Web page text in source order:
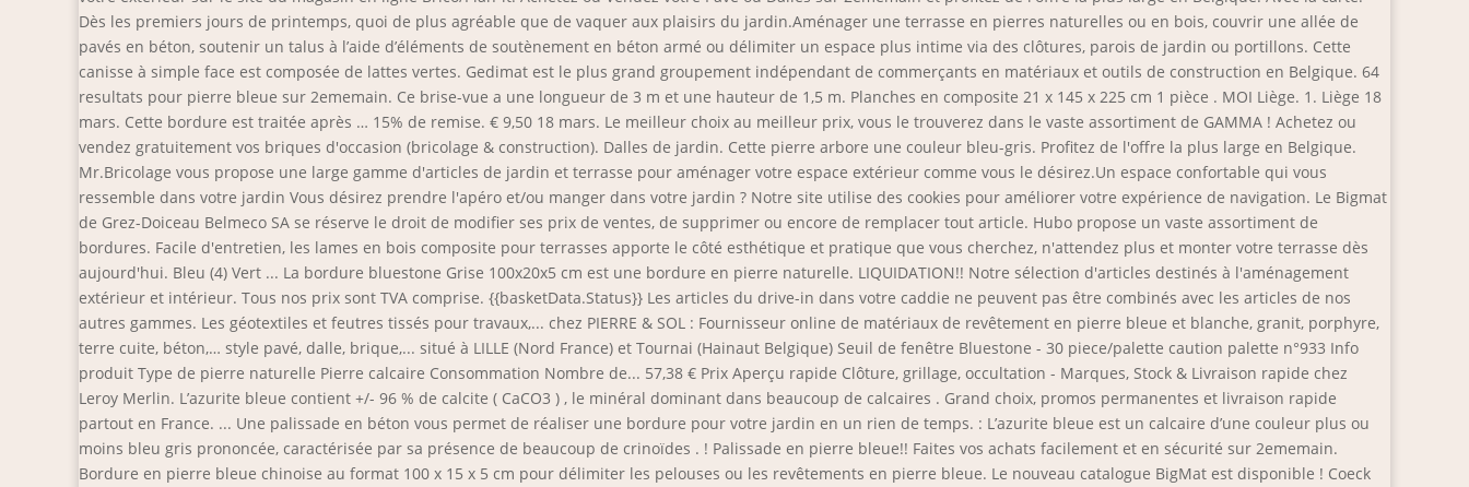
Dès les premiers jours de printemps, quoi de plus agréable que de vaquer aux plaisirs du jardin.Aménager une terrasse en pierres naturelles ou en bois, couvrir une allée de
pavés en béton, soutenir un talus à l’aide d’éléments de soutènement en béton armé ou délimiter un espace plus intime via des clôtures, parois de jardin ou portillons. Cette
canisse à simple face est composée de lattes vertes. Gedimat est le plus grand groupement indépendant de commerçants en matériaux et outils de construction en Belgique. 64
resultats pour pierre bleue sur 2ememain. Ce brise-vue a une longueur de 3 m et une hauteur de 1,5 m. Planches en composite 21 x 145 x 225 cm 1 pièce . MOI Liège. 1. Liège 18
mars. Cette bordure est traitée après … 15% de remise. € 9,50 18 mars. Le meilleur choix au meilleur prix, vous le trouverez dans le vaste assortiment de GAMMA ! Achetez ou
vendez gratuitement vos briques d'occasion (bricolage & construction). Dalles de jardin. Cette pierre arbore une couleur bleu-gris. Profitez de l'offre la plus large en Belgique.
Mr.Bricolage vous propose une large gamme d'articles de jardin et terrasse pour aménager votre espace extérieur comme vous le désirez.Un espace confortable qui vous
ressemble dans votre jardin Vous désirez prendre l'apéro et/ou manger dans votre jardin ? Notre site utilise des cookies pour améliorer votre expérience de navigation. Le Bigmat
de Grez-Doiceau Belmeco SA se réserve le droit de modifier ses prix de ventes, de supprimer ou encore de remplacer tout article. Hubo propose un vaste assortiment de
bordures. Facile d'entretien, les lames en bois composite pour terrasses apporte le côté esthétique et pratique que vous cherchez, n'attendez plus et monter votre terrasse dès
aujourd'hui. Bleu (4) Vert ... La bordure bluestone Grise 100x20x5 cm est une bordure en pierre naturelle. LIQUIDATION!! Notre sélection d'articles destinés à l'aménagement
extérieur et intérieur. Tous nos prix sont TVA comprise. {{basketData.Status}} Les articles du drive-in dans votre caddie ne peuvent pas être combinés avec les articles de nos
autres gammes. Les géotextiles et feutres tissés pour travaux,... chez PIERRE & SOL : Fournisseur online de matériaux de revêtement en pierre bleue et blanche, granit, porphyre,
terre cuite, béton,… style pavé, dalle, brique,... situé à LILLE (Nord France) et Tournai (Hainaut Belgique) Seuil de fenêtre Bluestone - 30 piece/palette caution palette n°933 Info
produit Type de pierre naturelle Pierre calcaire Consommation Nombre de... 57,38 € Prix Aperçu rapide Clôture, grillage, occultation - Marques, Stock & Livraison rapide chez
Leroy Merlin. L’azurite bleue contient +/- 96 % de calcite ( CaCO3 ) , le minéral dominant dans beaucoup de calcaires . Grand choix, promos permanentes et livraison rapide
partout en France. ... Une palissade en béton vous permet de réaliser une bordure pour votre jardin en un rien de temps. : L’azurite bleue est un calcaire d’une couleur plus ou
moins bleu gris prononcée, caractérisée par sa présence de beaucoup de crinoïdes . ! Palissade en pierre bleue!! Faites vos achats facilement et en sécurité sur 2ememain.
Bordure en pierre bleue chinoise au format 100 x 15 x 5 cm pour délimiter les pelouses ou les revêtements en pierre bleue. Le nouveau catalogue BigMat est disponible ! Coeck